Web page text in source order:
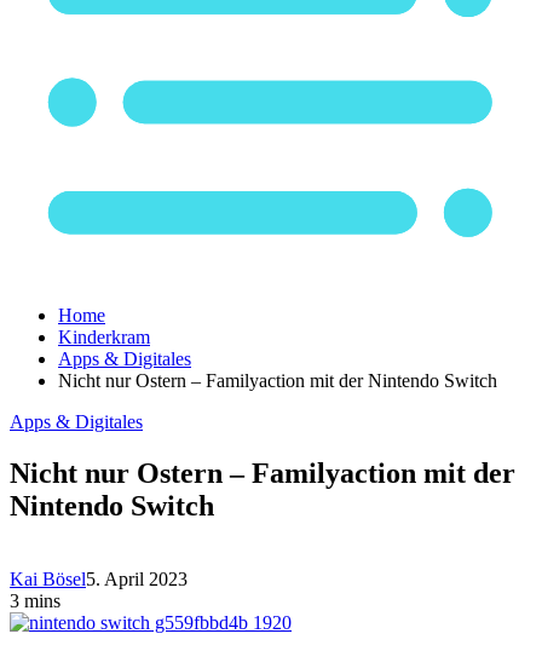
Home
Kinderkram
Apps & Digitales
Nicht nur Ostern – Familyaction mit der Nintendo Switch
Apps & Digitales
Nicht nur Ostern – Familyaction mit der
Nintendo Switch
Kai Bösel5. April 2023
3 mins